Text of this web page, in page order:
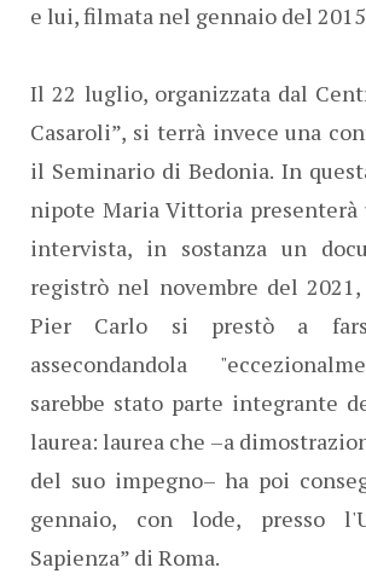
e lui, filmata nel gennaio del
Il 22 luglio, organizzata dal
Casaroli”, si terrà invece una
il Seminario di Bedonia. In
nipote Maria Vittoria presenterà
intervista, in sostanza un
registrò nel novembre del
Pier Carlo si prestò a
assecondandola
sarebbe stato parte integrante
laurea: laurea che –a
del suo impegno– ha poi
gennaio, con lode, presso
Sapienza” di Roma.